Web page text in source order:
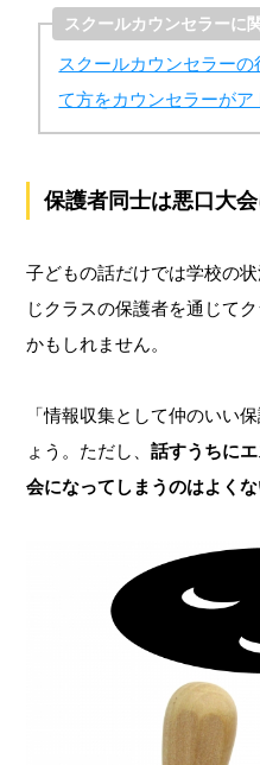
スクールカウンセラーに
スクールカウンセラー
て方をカウンセラーがア
保護者同士は悪口大
子どもの話だけでは学校の
じクラスの保護者を通じて
かもしれません。
「情報収集として仲のいい
ょう。ただし、話すうちに
会になってしまうのはよく